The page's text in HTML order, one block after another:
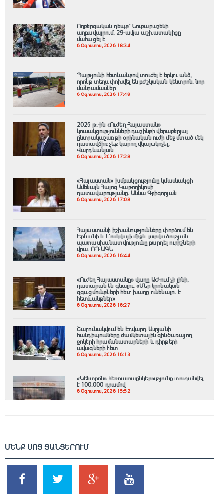
Ողբերգական դեպք՝ Նուբարաշենի
աղբավայրում․ 29-ամյա աշխատակիցը
մահացել է
6 Օգոստոս, 2026 18:34
Պայթյունի հետևանքով տուժել է երկու անձ,
որոնք տեղափոխվել են բժշկական կենտրոն. նոր
մանրամասներ
6 Օգոստոս, 2026 17:49
2026 թ.-ին «Ուժեղ Հայաստան»
կուսակցությունների դաշինքի վերաբերյալ
ընտրակաշառքի օրինական ուժի մեջ մտած մեկ
դատավճիռ չեք կարող վկայակոչել.
Վարդևանյան
6 Օգոստոս, 2026 17:28
«Հայաստան» խմբակցությունը կմասնակցի
Ամենայն Հայոց Կաթողիկոսի
դատավարությանը․ Աննա Գրիգորյան
6 Օգոստոս, 2026 17:08
Հայաստանի իշխանությունները փորձում են
Երևանի և Մոսկվայի միջև լարվածության
պատասխանատվությունը բարդել ուրիշների
վրա. ՌԴ ԱԳՆ
6 Օգոստոս, 2026 16:44
«Ուժեղ Հայաստանը» վաղը ԱԺ-ում չի լինի,
դատարան են գնալու. «Մեր կրոնական
զգացմունքների հետ խաղը ունենալու է
հետևանքներ»
6 Օգոստոս, 2026 16:27
Շարունակվում են Էդվարդ Ասրյանի
հանդիպումները ժամկետային զինծառայող
ջոկերի հրամանատարների և դիրքերի
ավագների հետ
6 Օգոստոս, 2026 16:13
«Կենտրոն» հեռուստաընկերությունը տուգանվել
է 100․000 դրամով
6 Օգոստոս, 2026 15:52
ՄԵՆՔ ՍՈՑ ՑԱՆՑԵՐՈՒՄ
2k
SHARES
1.5k
TWEETS
203
SHARES
620
SHARES